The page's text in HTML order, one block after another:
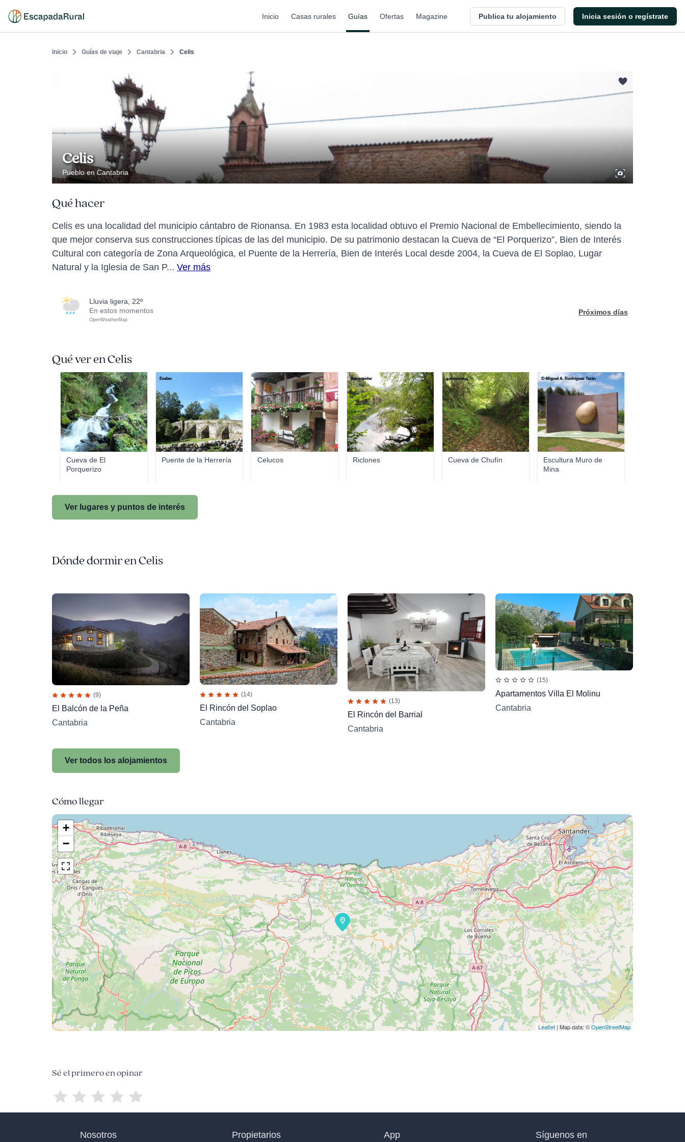
Inicio Casas rurales Guías Ofertas Magazine Publica tu alojamiento Inicia sesión o regístrate
Inicio Guías de viaje Cantabria Celis
Celis
Pueblo en Cantabria
Qué hacer
Celis es una localidad del municipio cántabro de Rionansa. En 1983 esta localidad obtuvo el Premio Nacional de Embellecimiento, siendo la
que mejor conserva sus construcciones típicas de las del municipio. De su patrimonio destacan la Cueva de “El Porquerizo”, Bien de Interés
Cultural con categoría de Zona Arqueológica, el Puente de la Herrería, Bien de Interés Local desde 2004, la Cueva de El Soplao, Lugar
Natural y la Iglesia de San P... Ver más
lluvia ligera, 22º
En estos momentos
OpenWeatherMap
Próximos días
Qué ver en Celis
Cueva de El
Porquerizo
antero
Puente de la Herrería
Ecelan
Celucos
antero
Riclones
jesusspider
Cueva de Chufín
gaminoiccp
Escultura Muro de
Mina
©-Miguel A. Rodríguez Terán
Ver lugares y puntos de interés
Dónde dormir en Celis
(9)
El Balcón de la Peña
Cantabria
(14)
El Rincón del Soplao
Cantabria
(13)
El Rincón del Barrial
Cantabria
(15)
Apartamentos Villa El Molinu
Cantabria
Ver todos los alojamientos
Cómo llegar
+
−
Leaflet | Map data: ©OpenStreetMap
Sé el primero en opinar
Nosotros Propietarios App Síguenos en